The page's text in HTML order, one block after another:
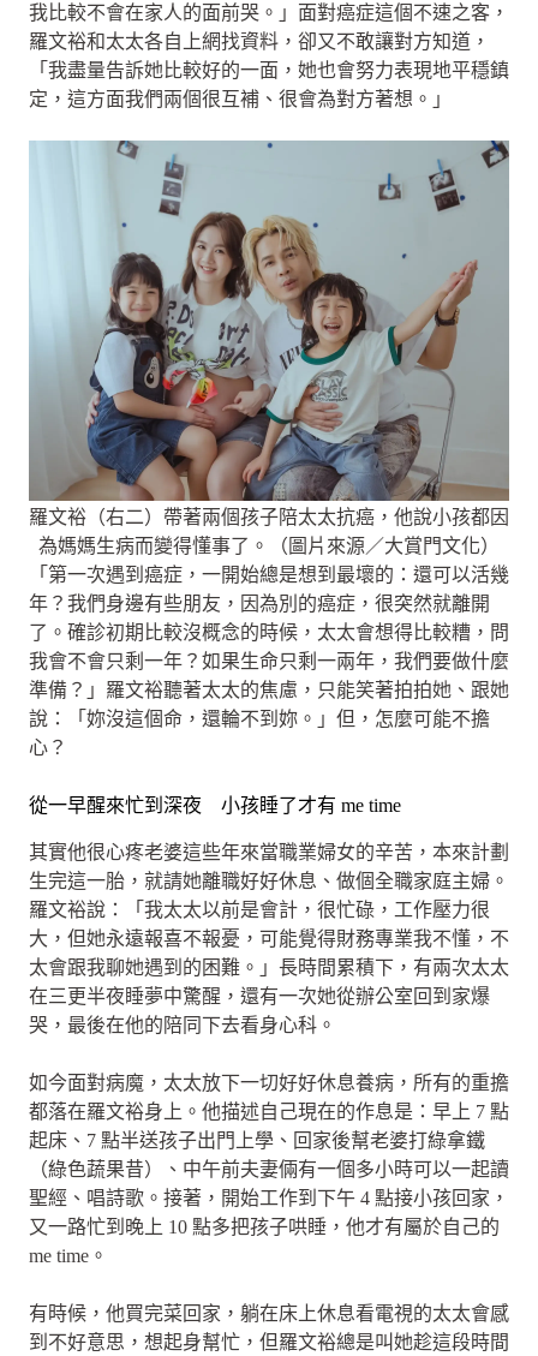
我比較不會在家人的面前哭。」面對癌症這個不速之客，
羅文裕和太太各自上網找資料，卻又不敢讓對方知道，
「我盡量告訴她比較好的一面，她也會努力表現地平穩鎮
定，這方面我們兩個很互補、很會為對方著想。」
羅文裕（右二）帶著兩個孩子陪太太抗癌，他說小孩都因
為媽媽生病而變得懂事了。（圖片來源／大賞門文化）
「第一次遇到癌症，一開始總是想到最壞的：還可以活幾
年？我們身邊有些朋友，因為別的癌症，很突然就離開
了。確診初期比較沒概念的時候，太太會想得比較糟，問
我會不會只剩一年？如果生命只剩一兩年，我們要做什麼
準備？」羅文裕聽著太太的焦慮，只能笑著拍拍她、跟她
說：「妳沒這個命，還輪不到妳。」但，怎麼可能不擔
心？
從一早醒來忙到深夜 小孩睡了才有 me time
其實他很心疼老婆這些年來當職業婦女的辛苦，本來計劃
生完這一胎，就請她離職好好休息、做個全職家庭主婦。
羅文裕說：「我太太以前是會計，很忙碌，工作壓力很
大，但她永遠報喜不報憂，可能覺得財務專業我不懂，不
太會跟我聊她遇到的困難。」長時間累積下，有兩次太太
在三更半夜睡夢中驚醒，還有一次她從辦公室回到家爆
哭，最後在他的陪同下去看身心科。
如今面對病魔，太太放下一切好好休息養病，所有的重擔
都落在羅文裕身上。他描述自己現在的作息是：早上 7 點
起床、7 點半送孩子出門上學、回家後幫老婆打綠拿鐵
（綠色蔬果昔）、中午前夫妻倆有一個多小時可以一起讀
聖經、唱詩歌。接著，開始工作到下午 4 點接小孩回家，
又一路忙到晚上 10 點多把孩子哄睡，他才有屬於自己的
me time。
有時候，他買完菜回家，躺在床上休息看電視的太太會感
到不好意思，想起身幫忙，但羅文裕總是叫她趁這段時間